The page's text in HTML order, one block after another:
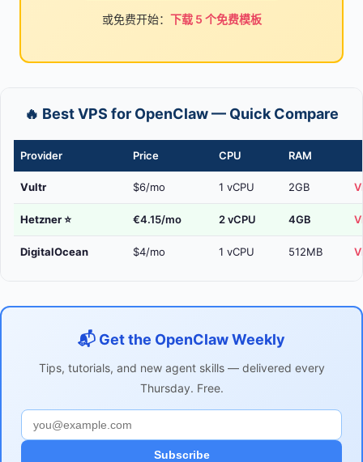
或免费开始： 下载 5 个免费模板
🔥 Best VPS for OpenClaw — Quick Compare
Provider Price CPU RAM
Vultr $6/mo 1 vCPU 2GB
Hetzner⭐ €4.15/mo 2 vCPU 4GB
DigitalOcean $4/mo 1 vCPU 512MB
📬 Get the OpenClaw Weekly
Tips, tutorials, and new agent skills — delivered every
Thursday. Free.
Subscribe